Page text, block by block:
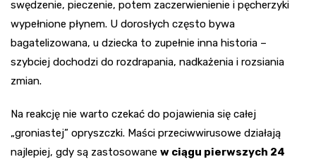
swędzenie, pieczenie, potem zaczerwienienie i pęcherzyki
wypełnione płynem. U dorosłych często bywa
bagatelizowana, u dziecka to zupełnie inna historia –
szybciej dochodzi do rozdrapania, nadkażenia i rozsiania
zmian.
Na reakcję nie warto czekać do pojawienia się całej
„groniastej” opryszczki. Maści przeciwwirusowe działają
najlepiej, gdy są zastosowane w ciągu pierwszych 24